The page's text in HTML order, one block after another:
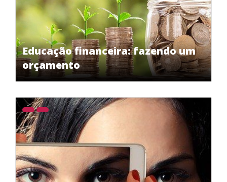
Educação financeira: fazendo um
orçamento